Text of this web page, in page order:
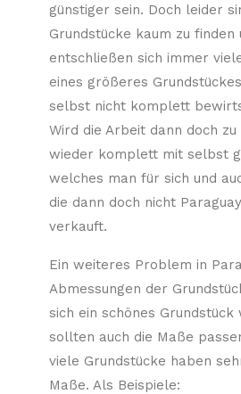
günstiger sein. Doch leider
Grundstücke kaum zu finden
entschließen sich immer
eines größeres
selbst nicht komplett
Wird die Arbeit dann doch
wieder komplett mit selbst
welches man für sich und
die dann doch nicht
verkauft.
Ein weiteres Problem in
Abmessungen der
sich ein schönes Grundstück
sollten auch die Maße
viele Grundstücke haben
Maße. Als Beispiele: